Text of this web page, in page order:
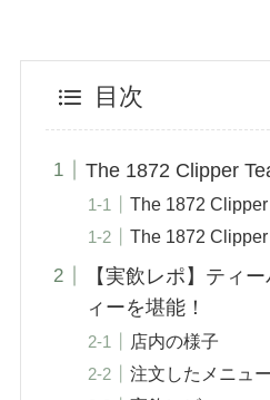
目次
The 1872 Clipper
The 1872
The 1872
【実飲レポ】ティ
ィーを堪能！
店内の様子
注文したメニュー